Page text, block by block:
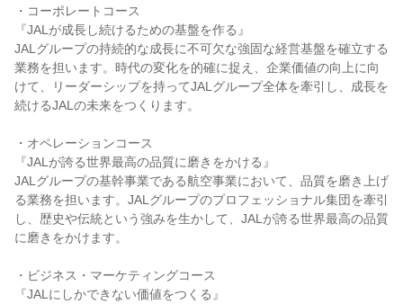
・コーポレートコース
『JALが成長し続けるための基盤を作る』
JALグループの持続的な成長に不可欠な強固な経営基盤を確立する
業務を担います。時代の変化を的確に捉え、企業価値の向上に向
けて、リーダーシップを持ってJALグループ全体を牽引し、成長を
続けるJALの未来をつくります。
・オペレーションコース
『JALが誇る世界最高の品質に磨きをかける』
JALグループの基幹事業である航空事業において、品質を磨き上げ
る業務を担います。JALグループのプロフェッショナル集団を牽引
し、歴史や伝統という強みを生かして、JALが誇る世界最高の品質
に磨きをかけます。
・ビジネス・マーケティングコース
『JALにしかできない価値をつくる』